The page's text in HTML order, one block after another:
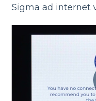
Sigma ad internet